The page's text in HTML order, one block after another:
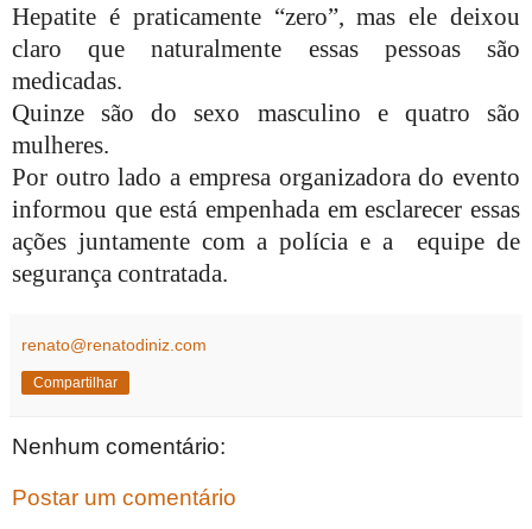
Hepatite é praticamente “zero”, mas ele deixou
claro que naturalmente essas pessoas são
medicadas.
Quinze são do sexo masculino e quatro são
mulheres.
Por outro lado a empresa organizadora do evento
informou que está empenhada em esclarecer essas
ações juntamente com a polícia e a equipe de
segurança contratada.
renato@renatodiniz.com
Compartilhar
Nenhum comentário:
Postar um comentário